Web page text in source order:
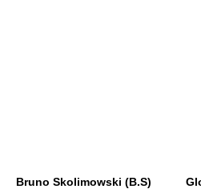
Bruno Skolimowski (B.S)